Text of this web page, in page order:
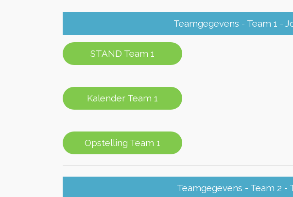
Teamgegevens - Team 1 -
STAND Team 1
Kalender Team 1
Opstelling Team 1
Teamgegevens - Team 2 -